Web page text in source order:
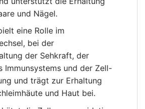
und Nägel.
eine Rolle im
bei der
der Sehkraft, der
Immunsystems und der Zell-
und trägt zur Erhaltung
und Haut bei.